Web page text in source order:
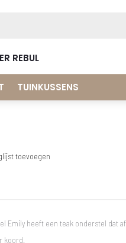
REBUL
TUINKUSSENS
toevoegen
Emily heeft een teak onderstel dat
koord.